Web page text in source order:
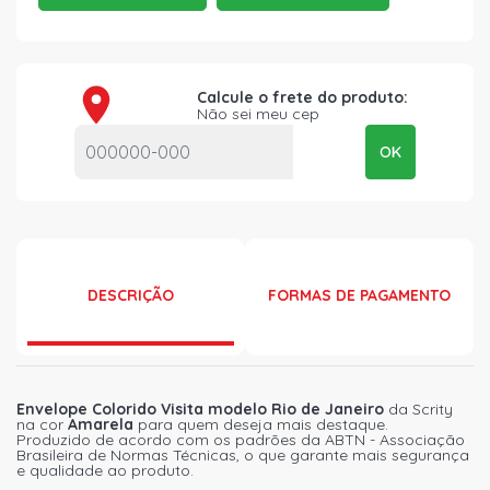
Calcule o frete do produto:
Não sei meu cep
OK
DESCRIÇÃO FORMAS DE PAGAMENTO
Envelope Colorido Visita modelo Rio de Janeiro da Scrity
na cor Amarela para quem deseja mais destaque.
Produzido de acordo com os padrões da ABTN - Associação
Brasileira de Normas Técnicas, o que garante mais segurança
e qualidade ao produto.